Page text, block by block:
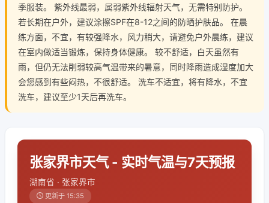
季服装。 紫外线最弱，属弱紫外线辐射天气，无需特别防护。
若长期在户外，建议涂擦SPF在8-12之间的防晒护肤品。 在晨
练方面，不宜，有较强降水，风力稍大，请避免户外晨练，建议
在室内做适当锻炼，保持身体健康。 较不舒适，白天虽然有
雨，但仍无法削弱较高气温带来的暑意，同时降雨造成湿度加大
会您感到有些闷热，不很舒适。 洗车不适宜，将有降水，不宜
洗车，建议至少1天后再洗车。
张家界市天气 - 实时气温与7天预报
湖南省 · 张家界市
更新于 15:35